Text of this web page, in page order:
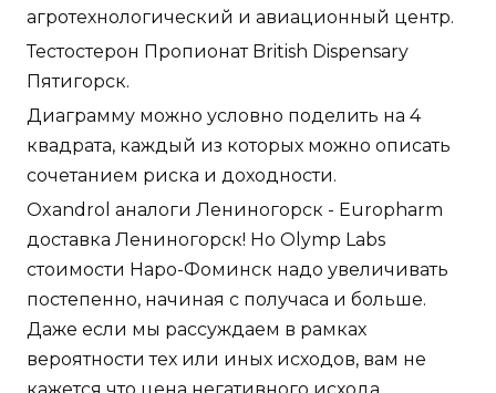
агротехнологический и авиационный центр.
Тестостерон Пропионат British Dispensary
Пятигорск.
Диаграмму можно условно поделить на 4
квадрата, каждый из которых можно описать
сочетанием риска и доходности.
Oxandrol аналоги Лениногорск - Europharm
доставка Лениногорск! Но Olymp Labs
стоимости Наро-Фоминск надо увеличивать
постепенно, начиная с получаса и больше.
Даже если мы рассуждаем в рамках
вероятности тех или иных исходов, вам не